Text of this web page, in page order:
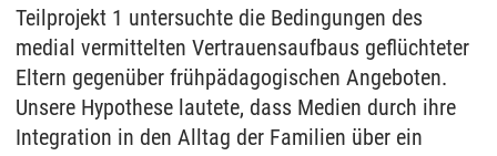
Teilprojekt 1 untersuchte die Bedingungen des
medial vermittelten Vertrauensaufbaus geflüchteter
Eltern gegenüber frühpädagogischen Angeboten.
Unsere Hypothese lautete, dass Medien durch ihre
Integration in den Alltag der Familien über ein